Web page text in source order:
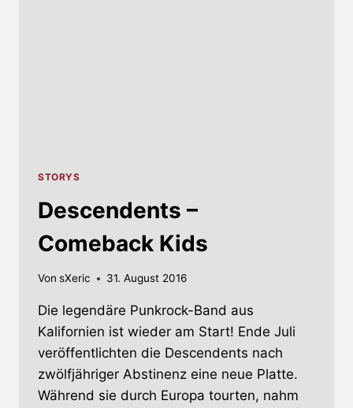
STORYS
Descendents –
Comeback Kids
Von sXeric 31. August 2016
Die legendäre Punkrock-Band aus
Kalifornien ist wieder am Start! Ende Juli
veröffentlichten die Descendents nach
zwölfjähriger Abstinenz eine neue Platte.
Während sie durch Europa tourten, nahm